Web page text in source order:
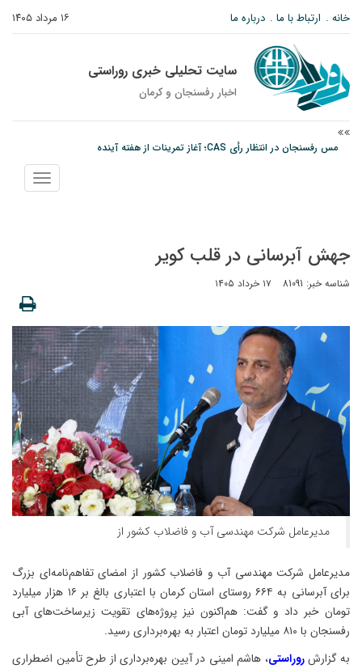
۱۶ مرداد ۱۴۰۵ خانه ارتباط با ما درباره ما
سایت تحلیلی خبری روراستی
اخبار رفسنجان و كرمان
مس رفسنجان در انتظار رأی CAS؛ آغاز تمرینات از هفته آینده
پیام رئیس کل دادگستری استان کرمان به مناسبت ۱۷ مردادماه سالروز شهادت شهید
نمایش
منو
جهش آبرسانی در قلب کویر
شناسه خبر: 81091 ۱۷ خرداد ۱۴۰۵
مدیرعامل شرکت مهندسی آب و فاضلاب کشور از
مدیرعامل شرکت مهندسی آب و فاضلاب کشور از امضای تفاهم‌نامه‌ای بزرگ
برای آبرسانی به ۶۶۴ روستای استان کرمان با اعتباری بالغ بر ۱۶ هزار میلیارد
تومان خبر داد و گفت: هم‌اکنون نیز پروژه‌های تقویت زیرساخت‌های آبی
رفسنجان با ۸۱۰ میلیارد تومان اعتبار به بهره‌برداری رسید.
به گزارشروراستی، هاشم امینی در آیین بهره‌برداری از طرح تأمین اضطراری